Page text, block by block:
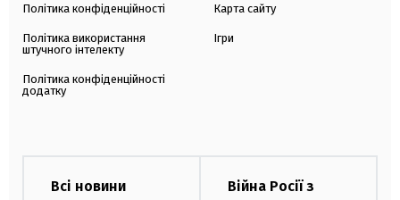
Політика конфіденційності
Політика використання
штучного інтелекту
Політика конфіденційності
додатку
Карта сайту
Ігри
Всі новини
Війна Росії з